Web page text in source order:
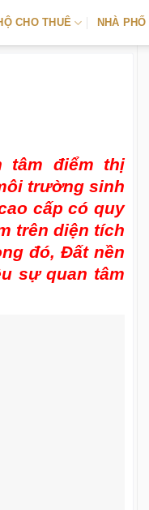
CHO THUÊ NHÀ PHỐ
tâm điểm thị
trường sinh
cấp có quy
trên diện tích
đó, Đất nền
sự quan tâm